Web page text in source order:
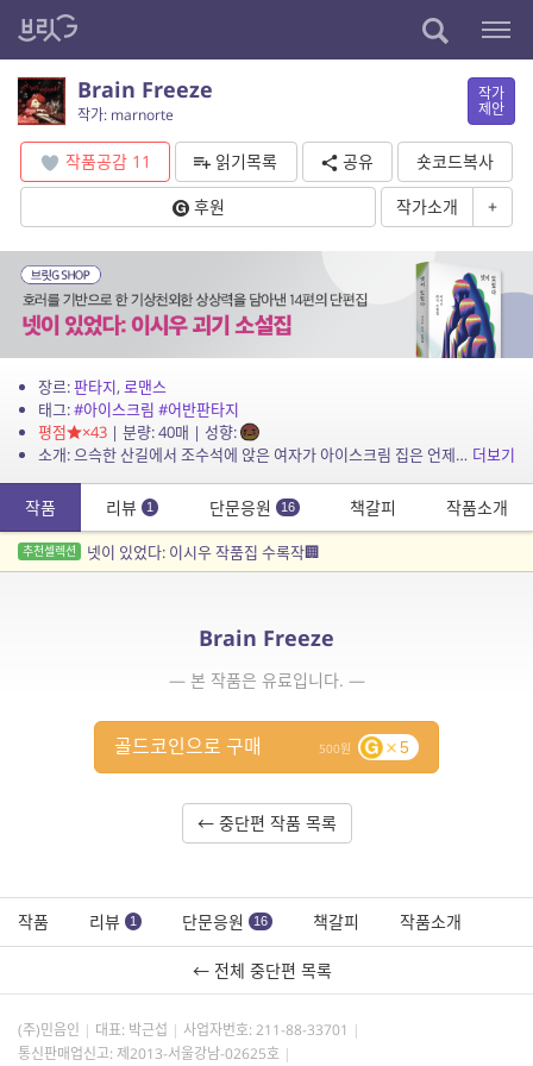
Brain Freeze
작가: marnorte
작가
제안
작품공감 11 읽기목록 공유
숏코드복사
후원
작가소개 +
장르:판타지,로맨스
태그:#아이스크림 #어반판타지
평점
×43| 분량: 40매 | 성향:
소개: 으슥한 산길에서 조수석에 앉은 여자가 아이스크림 집은 언제 도착하냐고 보챈다. 나는 여자가 누구인지도 모른다. 여자를 차에 태운 기억도 없다. 더보기
작품 리뷰 1 단문응원 16 책갈피 작품소개
추천셀렉션 넷이 있었다: 이시우 작품집 수록작🏢
Brain Freeze
— 본 작품은 유료입니다. —
500 5
골드코인으로 구매
← 중단편 작품 목록
작품 리뷰 1 단문응원 16 책갈피 작품소개
← 전체 중단편 목록
(주)민음인 대표: 박근섭 사업자번호: 211-88-33701
통신판매업신고: 제2013-서울강남-02625호